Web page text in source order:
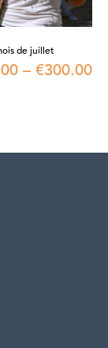
de juillet
–€300.00